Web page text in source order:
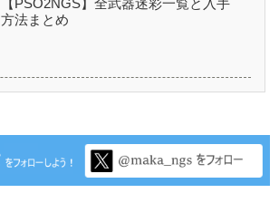
【PSO2NGS】全武器迷彩一覧と入手
方法まとめ